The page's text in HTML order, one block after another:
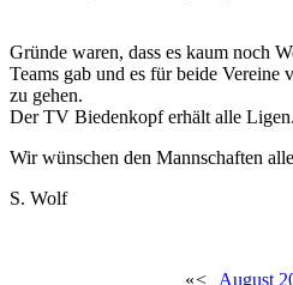
Gründe waren, dass es kaum noch
Teams gab und es für beide Vereine
zu gehen.
Der TV Biedenkopf erhält alle Ligen.
Wir wünschen den Mannschaften
S. Wolf
«< August